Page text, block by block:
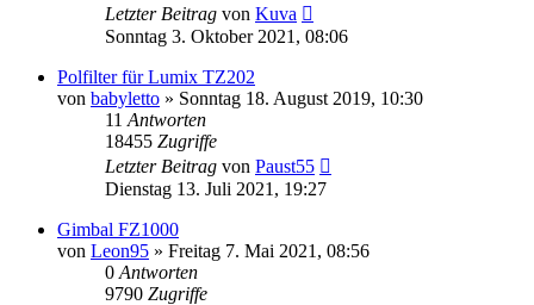
Letzter Beitrag von Kuva
Sonntag 3. Oktober 2021, 08:06
Polfilter für Lumix TZ202
von babyletto » Sonntag 18. August 2019, 10:30
11 Antworten
18455 Zugriffe
Letzter Beitrag von Paust55
Dienstag 13. Juli 2021, 19:27
Gimbal FZ1000
von Leon95 » Freitag 7. Mai 2021, 08:56
0 Antworten
9790 Zugriffe